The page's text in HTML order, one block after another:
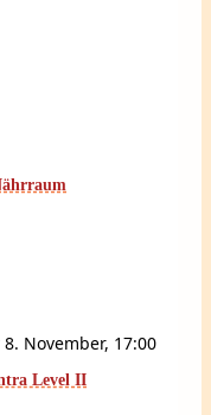
November, 17:00
Level II